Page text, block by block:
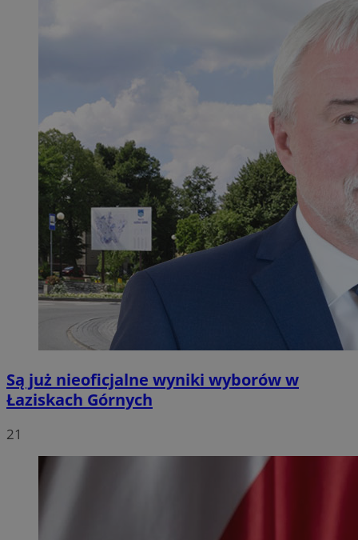
Są już nieoficjalne wyniki wyborów w
Łaziskach Górnych
21